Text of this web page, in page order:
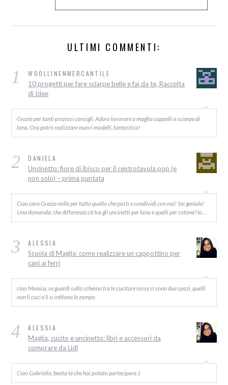
ULTIMI COMMENTI:
1 WOOLLINENMERCANTILE
10 progetti per fare sciarpe belle e fai da te, Raccolta
di Idee
Grazie per tanti preziosi consigli. Adoro lavorare a maglia cappelli e sciarpe di
lana. Ora potrò realizzare nuovi modelli, fantastico!
2 DANIELA
Uncinetto: fiore di ibisco per il centrotavola pop (e
non solo) – prima puntata
Ciao cara Grazie mille per tutto quello che posti e condividi con noi! Sei geniale!
Una domanda: che differenza c’è tra gli uncinetti per lana e quelli per cotone? Io…
3 ALESSIA
Scuola di Maglia: come realizzare un cappottino per
cani ai ferri
ciao Monica, se guardi sullo schema tra le cuciture rosse ci sono due spazi, quelli
non li cuci e lì si infilano le zampe.
4 ALESSIA
Maglia, cucito e uncinetto: libri e accessori da
comprare da Lidl
Ciao Gabriella, beata te che hai potuto partecipare :)